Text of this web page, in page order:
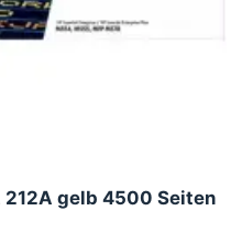
212A gelb 4500 Seiten